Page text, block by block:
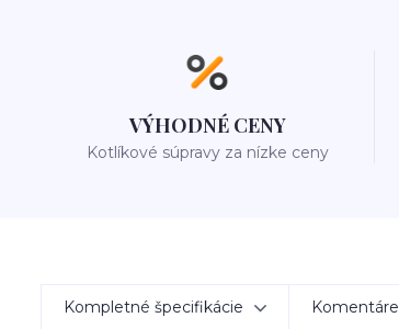
VÝHODNÉ CENY
Kotlíkové súpravy za nízke ceny
Kompletné špecifikácie Komentáre